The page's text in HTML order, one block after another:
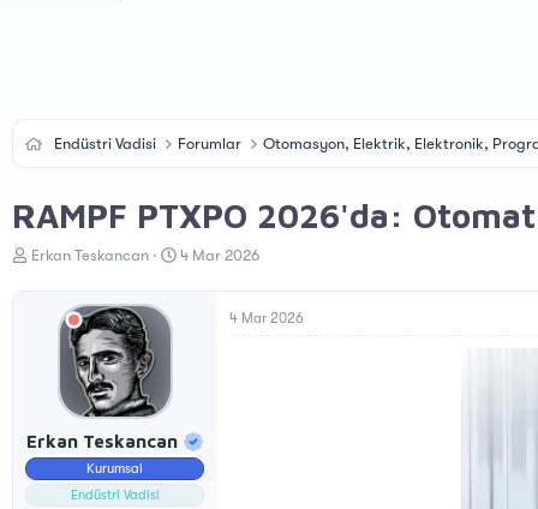
Endüstri Vadisi Forumlar Otomasyon, Elektrik, Elektronik,
RAMPF PTXPO 2026'da:
K
l
Erkan Teskancan
B
t
4 Mar 2026
Erkan Teskancan
Kurumsal
Endüstri Vadisi
4 Mar 2026